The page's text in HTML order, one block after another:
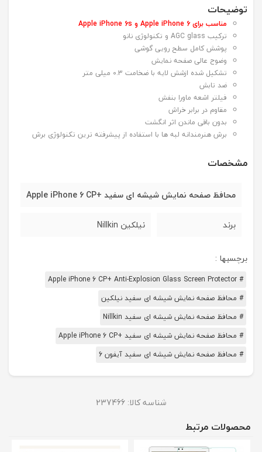
توضیحات
مناسب برای Apple iPhone 6 و Apple iPhone 6s
ترکیب AGC glass و تکنولوژی نانو
پوشش کامل سطح رویی گوشی
وضوح عالی صفحه نمایش
تشکیل شده ازشش لایه با ضخامت 0.3 میلی متر
ضد تابش
فیلتر اشعه ماورا بنفش
مقاوم در برابر خراش
بدون باقی ماندن اثر انگشت
برش هنرمندانه لبه ها با استفاده از پیشرفته ترین تکنولوژی برش
مشخصات
محافظ صفحه نمایش شیشه ای سفید +Apple iPhone 6 CP
برند نیلکین Nillkin
برچسبها :
# Apple iPhone 6 CP+ Anti-Explosion Glass Screen Protector
# محافظ صفحه نمایش شیشه ای سفید نیلکین
# محافظ صفحه نمایش شیشه ای سفید Nillkin
# محافظ صفحه نمایش شیشه ای سفید +Apple iPhone 6 CP
# محافظ صفحه نمایش شیشه ای سفید آیفون 6
شناسه کالا: 237466
محصولات مرتبط